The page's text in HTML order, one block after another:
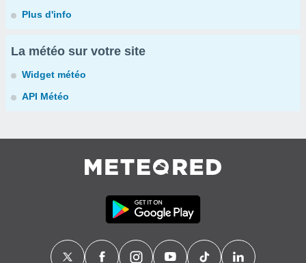
Plus d'info
La météo sur votre site
Widget météo
API Météo